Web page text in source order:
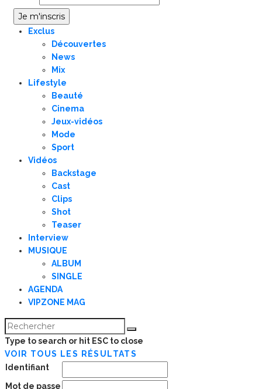
Exclus
Découvertes
News
Mix
Lifestyle
Beauté
Cinema
Jeux-vidéos
Mode
Sport
Vidéos
Backstage
Cast
Clips
Shot
Teaser
Interview
MUSIQUE
ALBUM
SINGLE
AGENDA
VIPZONE MAG
Type to search or hit ESC to close
VOIR TOUS LES RÉSULTATS
Identifiant
Mot de passe